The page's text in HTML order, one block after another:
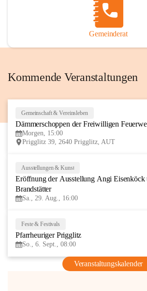
Gemeinderat
Kommende Veranstaltungen
Gemeinschaft & Vereinsleben
Dämmerschoppen der Freiwilligen
Morgen, 15:00
Prigglitz 39, 2640 Prigglitz, AUT
Ausstellungen & Kunst
Eröffnung der Ausstellung Angi Eisenköck
Brandstätter
Sa., 29. Aug., 16:00
Feste & Festivals
Pfarrheuriger Prigglitz
So., 6. Sept., 08:00
Veranstaltungskalender